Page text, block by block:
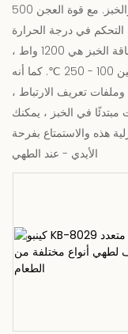
والتخمير والخبز. مع قوة العجن 500W ، يمكن أن يعجن العجينة في حالة
، يمكنه التحكم في درجة الحرارة
بين 30 - 38 ℃ والرطوبة بين 70 - 85 ٪. طاقة الخبز هي 1200 واط ،
ويمكن ضبط درجة الحرارة بشكل تعسفي بين 100 - 250 ℃. كما أنه
تعريف الارتباط ،
في الخبز ، يمكنك
هذه والاستمتاع بفرحة
الأيدي - عند الطهي